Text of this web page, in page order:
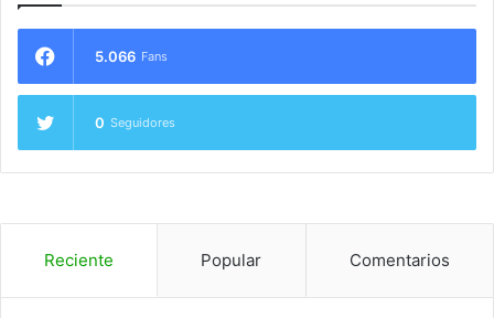
5.066 Fans
0 Seguidores
Reciente Popular Comentarios